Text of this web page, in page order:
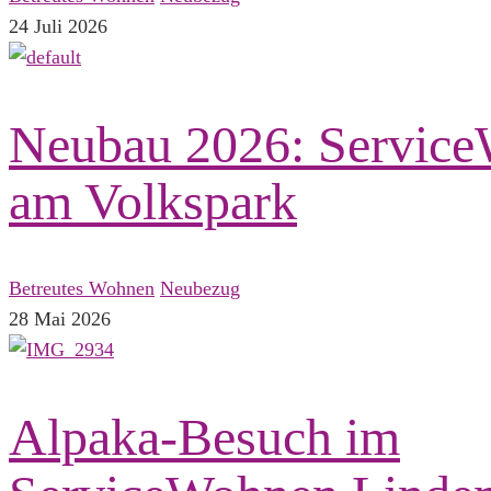
24 Juli 2026
Neubau 2026:
am Volkspark
Betreutes Wohnen Neubezug
28 Mai 2026
Alpaka-Besuch im